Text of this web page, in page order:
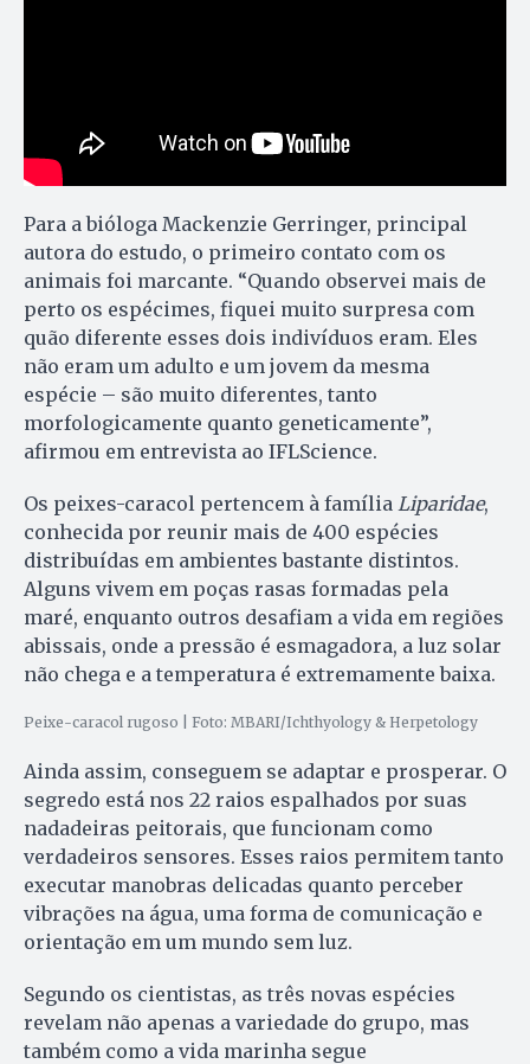
Para a bióloga Mackenzie Gerringer, principal
autora do estudo, o primeiro contato com os
animais foi marcante. “Quando observei mais de
perto os espécimes, fiquei muito surpresa com
quão diferente esses dois indivíduos eram. Eles
não eram um adulto e um jovem da mesma
espécie – são muito diferentes, tanto
morfologicamente quanto geneticamente”,
afirmou em entrevista ao IFLScience.
Os peixes-caracol pertencem à família Liparidae,
conhecida por reunir mais de 400 espécies
distribuídas em ambientes bastante distintos.
Alguns vivem em poças rasas formadas pela
maré, enquanto outros desafiam a vida em regiões
abissais, onde a pressão é esmagadora, a luz solar
não chega e a temperatura é extremamente baixa.
Peixe-caracol rugoso | Foto: MBARI/Ichthyology & Herpetology
Ainda assim, conseguem se adaptar e prosperar. O
segredo está nos 22 raios espalhados por suas
nadadeiras peitorais, que funcionam como
verdadeiros sensores. Esses raios permitem tanto
executar manobras delicadas quanto perceber
vibrações na água, uma forma de comunicação e
orientação em um mundo sem luz.
Segundo os cientistas, as três novas espécies
revelam não apenas a variedade do grupo, mas
também como a vida marinha segue